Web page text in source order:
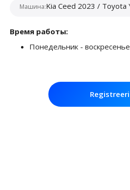
Машина:Kia Ceed 2023 / Toyota
Время работы:
Понедельник -
Registreeri